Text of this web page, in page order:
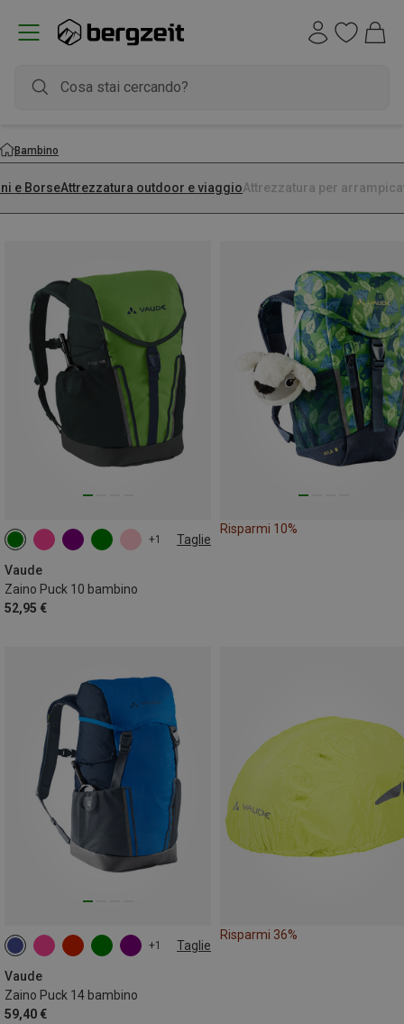
Bambino
e BorseAttrezzatura outdoor e viaggioAttrezzatura per
+1 Taglie
Vaude
Zaino Puck 10 bambino
52,95 €
10L
Risparmi 10%
+1 Taglie
Vaude
Zaino Puck 14 bambino
59,40 €
14L
Risparmi 36%